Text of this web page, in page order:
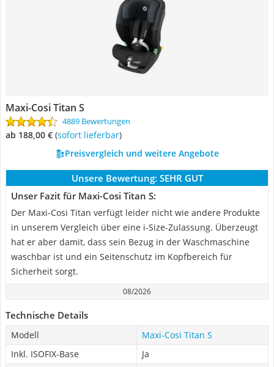
Maxi-Cosi Titan S
4889 Bewertungen
ab 188,00 € ( Sofort lieferbar)
Preisvergleich und weitere Angebote
Unsere Bewertung: SEHR GUT
Unser Fazit für Maxi-Cosi Titan S:
Der Maxi-Cosi Titan verfügt leider nicht wie andere Produkte
in unserem Vergleich über eine i-Size-Zulassung. Überzeugt
hat er aber damit, dass sein Bezug in der Waschmaschine
waschbar ist und ein Seitenschutz im Kopfbereich für
Sicherheit sorgt.
08/2026
Technische Details
Modell
Maxi-Cosi Titan S
Inkl. ISOFIX-Base
Ja